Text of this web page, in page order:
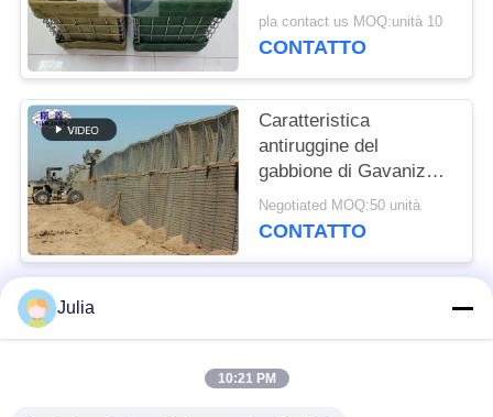
Barriera difensiva con
tessuto geotessile
pla contact us MOQ:unità 10
CONTATTO
Caratteristica
antiruggine del
gabbione di Gavanized
del geotessuto
difensivo della barriera
Negotiated MOQ:50 unità
CONTATTO
Categorie popolari
Julia
10:21 PM